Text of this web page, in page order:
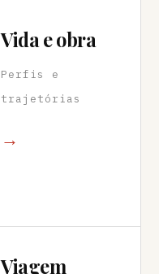
Vida e obra
Perfis e
trajetórias
→
Viagem